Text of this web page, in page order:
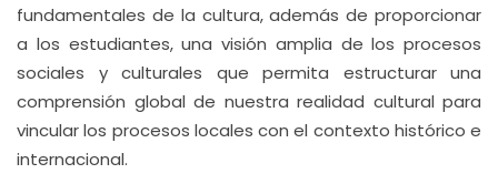
fundamentales de la cultura, además de proporcionar
a los estudiantes, una visión amplia de los procesos
sociales y culturales que permita estructurar una
comprensión global de nuestra realidad cultural para
vincular los procesos locales con el contexto histórico e
internacional.